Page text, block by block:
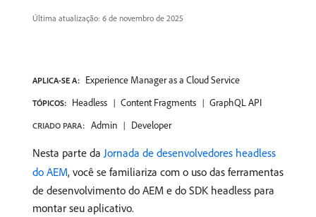
Última atualização: 6 de novembro de 2025
APLICA-SE A: Experience Manager as a Cloud Service
TÓPICOS: Headless Content Fragments GraphQL API
CRIADO PARA: Admin Developer
Nesta parte da Jornada de desenvolvedores headless
do AEM, você se familiariza com o uso das ferramentas
de desenvolvimento do AEM e do SDK headless para
montar seu aplicativo.